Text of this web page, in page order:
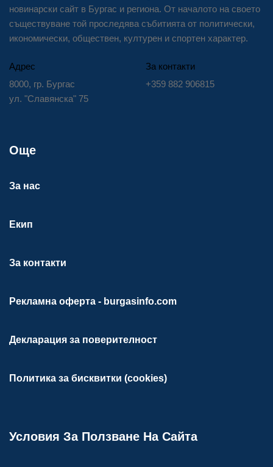
новинарски сайт в Бургас и региона. От началото на своето
съществуване той проследява събитията от политически,
икономически, обществен, културен и спортен характер.
Адрес
8000, гр. Бургас
ул. "Славянска" 75
За контакти
+359 882 906815
Още
За нас
Екип
За контакти
Рекламна оферта - burgasinfo.com
Декларация за поверителност
Политика за бисквитки (cookies)
Условия За Ползване На Сайта